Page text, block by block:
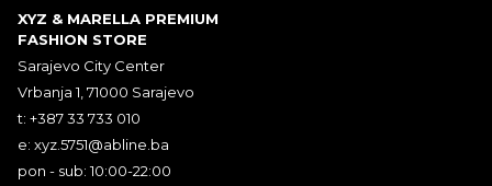
XYZ & MARELLA PREMIUM
FASHION STORE
Sarajevo City Center
Vrbanja 1, 71000 Sarajevo
t: +387 33 733 010
e: xyz.5751@abline.ba
pon - sub: 10:00-22:00